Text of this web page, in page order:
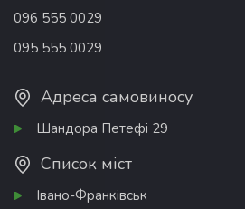
096 555 0029
095 555 0029
Адреса самовиносу
Шандора Петефі 29
Список міст
Івано-Франківськ